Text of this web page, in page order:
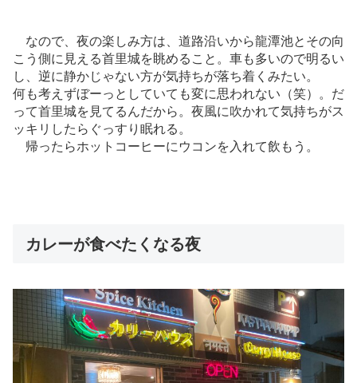
なので、夜の楽しみ方は、道路沿いから龍潭池とその向
こう側に見える首里城を眺めること。車も多いので明るい
し、逆に静かじゃない方が気持ちが落ち着くみたい。
何も考えずぼーっとしていても変に思われない（笑）。だ
って首里城を見てるんだから。夜風に吹かれて気持ちがス
ッキリしたらぐっすり眠れる。
帰ったらホットコーヒーにウコンを入れて飲もう。
カレーが食べたくなる夜